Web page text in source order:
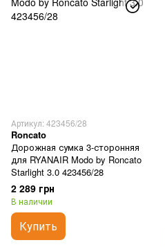
Артикул: 423456/28
Roncato
Дорожная сумка 3-сторонняя
для RYANAIR Modo by Roncato
Starlight 3.0 423456/28
2 289 грн
В наличии
Купить